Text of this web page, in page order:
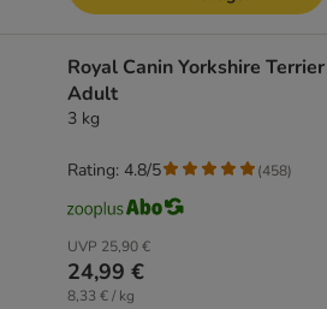
Royal Canin Yorkshire Terrier
Adult
3 kg
UVP 25,90 €
24,99 €
8,33 € / kg
Rating: 4.8/5 (458)